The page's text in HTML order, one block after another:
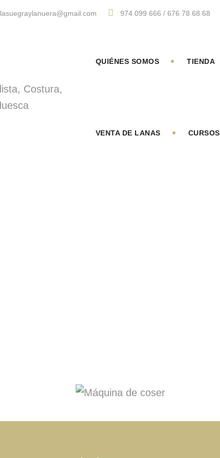
lasuegraylanuera@gmail.com 974 099 666 / 676 78 68 68
QUIÉNES SOMOS TIENDA
VENTA DE LANAS CURSOS